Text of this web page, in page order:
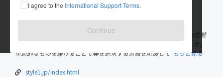
I agree to the International Support Terms.
Continue
在住国：日本 現在地：東京都
出身国：未設定
私たち（株）スタイルワンは日々より良い商品、よりフレッシュな化粧
品を使って頂きたいという思いで世界中から化粧品を探してきました。
革新的なものを届けることで美を追求する皆様を応援して
もっと見る
style1.jp/index.html